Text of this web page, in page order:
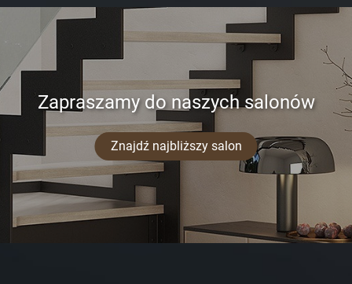
Zapraszamy do naszych salonów
Znajdź najbliższy salon